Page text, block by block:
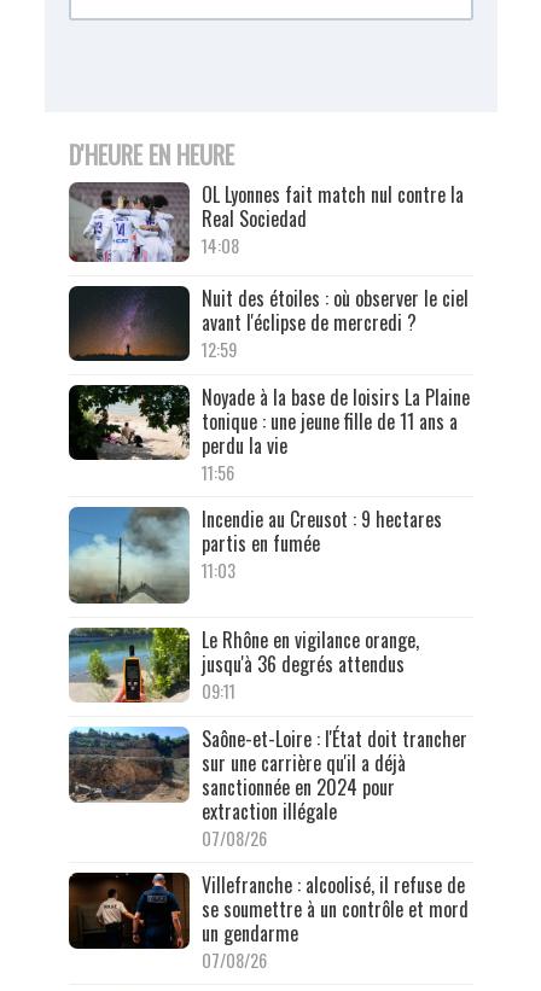
D'HEURE EN HEURE
OL Lyonnes fait match nul contre la
Real Sociedad
14:08
Nuit des étoiles : où observer le ciel
avant l'éclipse de mercredi ?
12:59
Noyade à la base de loisirs La Plaine
tonique : une jeune fille de 11 ans a
perdu la vie
11:56
Incendie au Creusot : 9 hectares
partis en fumée
11:03
Le Rhône en vigilance orange,
jusqu'à 36 degrés attendus
09:11
Saône-et-Loire : l'État doit trancher
sur une carrière qu'il a déjà
sanctionnée en 2024 pour
extraction illégale
07/08/26
Villefranche : alcoolisé, il refuse de
se soumettre à un contrôle et mord
un gendarme
07/08/26